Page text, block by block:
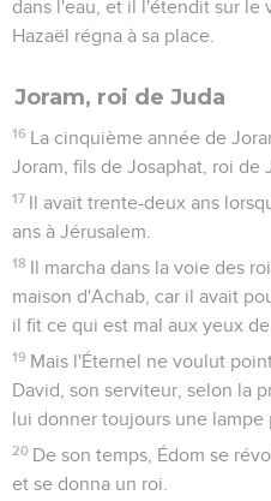
dans l'eau, et il l'étendit sur le
Hazaël régna à sa place.
Joram, roi de Juda
16 La cinquième année de
Joram, fils de Josaphat, roi de
17 Il avait trente-deux ans
ans à Jérusalem.
18 Il marcha dans la voie des
maison d'Achab, car il avait
il fit ce qui est mal aux yeux de
19 Mais l'Éternel ne voulut
David, son serviteur, selon la
lui donner toujours une lampe
20 De son temps, Édom se
et se donna un roi.